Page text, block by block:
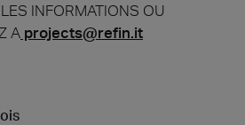
INFORMATIONS OU
A projects@refin.it